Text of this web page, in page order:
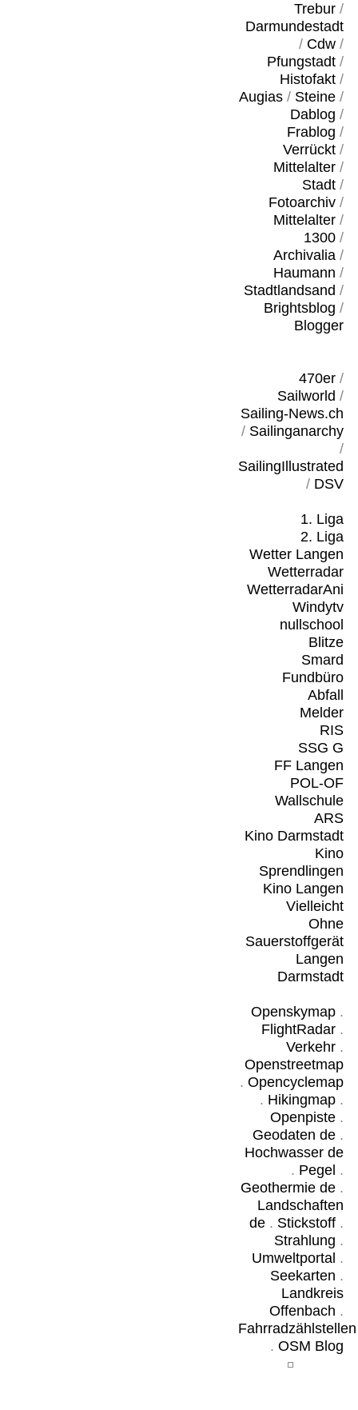
Trebur/
Darmundestadt
/ Cdw/
Pfungstadt/
Histofakt/
Augias/ Steine/
Dablog /
Frablog /
Verrückt/
Mittelalter/
Stadt/
Fotoarchiv/
Mittelalter/
1300/
Archivalia/
Haumann /
Stadtlandsand /
Brightsblog /
Blogger
470er/
Sailworld /
Sailing-News.ch
/ Sailinganarchy
/
SailingIllustrated
/ DSV
1. Liga
2. Liga
Wetter Langen
Wetterradar
WetterradarAni
Windytv
nullschool
Blitze
Smard
Fundbüro
Abfall
Melder
RIS
SSG G
FF Langen
POL-OF
Wallschule
ARS
Kino Darmstadt
Kino
Sprendlingen
Kino Langen
Vielleicht
Ohne
Sauerstoffgerät
Langen
Darmstadt
Openskymap.
FlightRadar.
Verkehr.
Openstreetmap
. Opencyclemap
. Hikingmap.
Openpiste.
Geodaten de.
Hochwasser de
. Pegel .
Geothermie de.
Landschaften
de. Stickstoff.
Strahlung .
Umweltportal .
Seekarten .
Landkreis
Offenbach .
Fahrradzählstellen
. OSM Blog